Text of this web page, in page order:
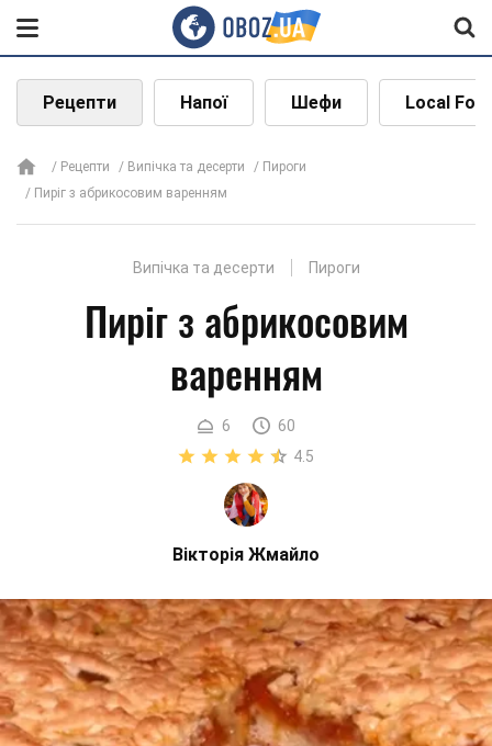
Рецепти Напої Шефи Local
Рецепти Випічка та десерти
Пироги
Пиріг з абрикосовим варенням
Випічка та десерти Пироги
Пиріг з абрикосовим
варенням
6
60
4.5
Вікторія Жмайло